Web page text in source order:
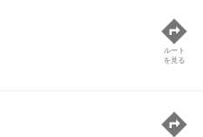
ルート
を見る